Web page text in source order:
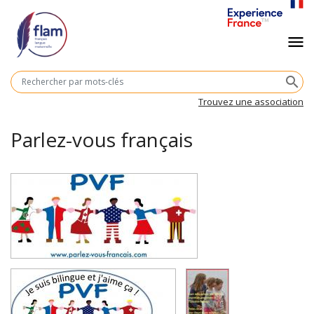
contenu
principal
Navigation
principalesearch
Trouvez une association
menu
Parlez-vous français